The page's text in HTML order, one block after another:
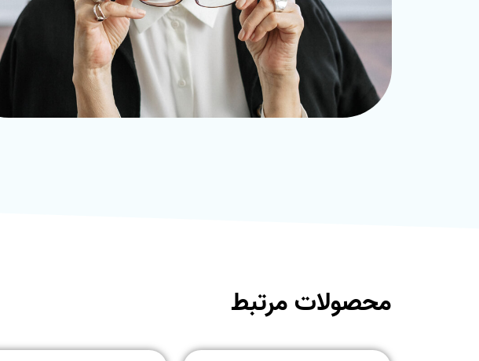
محصولات مرتبط